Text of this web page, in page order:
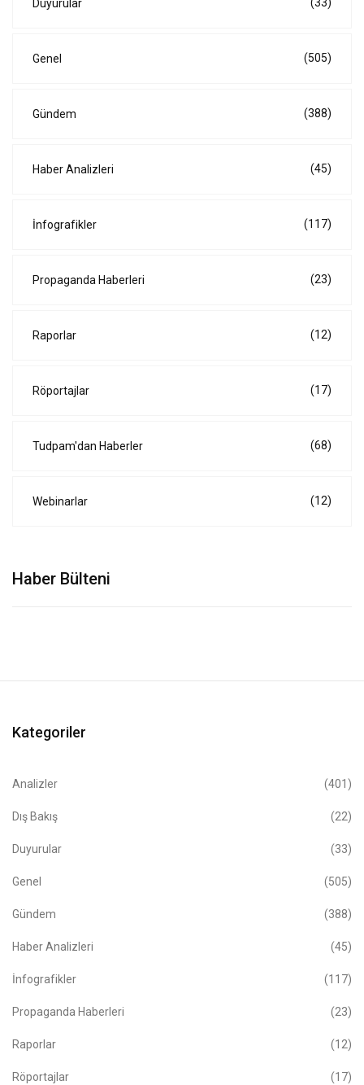
Duyurular (33)
Genel (505)
Gündem (388)
Haber Analizleri (45)
İnfografikler (117)
Propaganda Haberleri (23)
Raporlar (12)
Röportajlar (17)
Tudpam'dan Haberler (68)
Webinarlar (12)
Haber Bülteni
Kategoriler
Analizler (401)
Dış Bakış (22)
Duyurular (33)
Genel (505)
Gündem (388)
Haber Analizleri (45)
İnfografikler (117)
Propaganda Haberleri (23)
Raporlar (12)
Röportajlar (17)